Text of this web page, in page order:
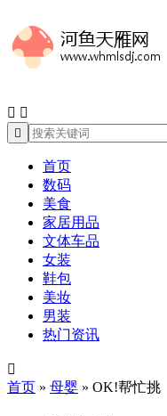
 

首页
数码
美食
家居用品
文体车品
女装
鞋包
美妆
男装
热门资讯

首页 » 母婴 » OK!帮忙挑